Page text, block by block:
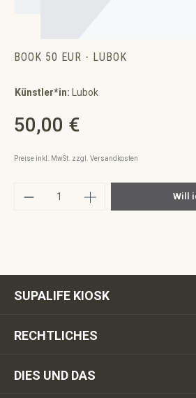
BOOK 50 EUR - LUBOK
Künstler*in: Lubok
Regulärer Preis:
50,00 €
Preise inkl. MwSt. zzgl. Versandkosten
Produkt Anzahl: Gib denWill
SUPALIFE KIOSK
RECHTLICHES
DIES UND DAS